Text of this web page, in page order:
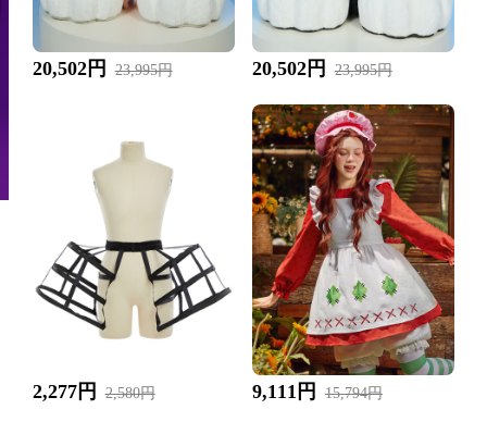
20,502円 23,995円 20,502円 23,995円
2,277円 2,580円 9,111円 15,794円